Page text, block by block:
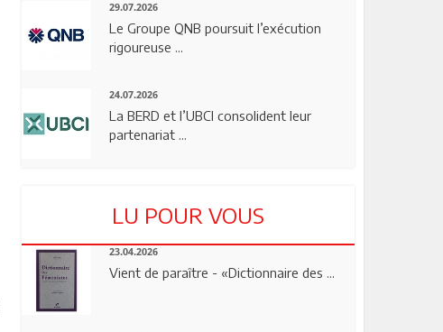
29.07.2026
Le Groupe QNB poursuit l’exécution
rigoureuse ...
24.07.2026
La BERD et l’UBCI consolident leur
partenariat ...
LU POUR VOUS
23.04.2026
Vient de paraître - «Dictionnaire des ...